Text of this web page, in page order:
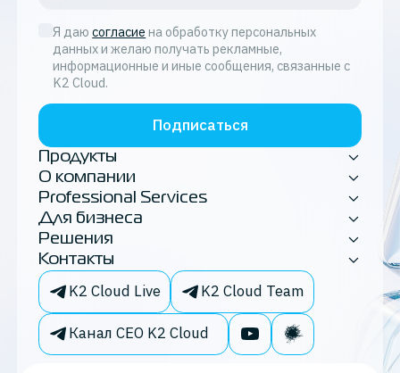
Я даю согласие на обработку персональных
данных и желаю получать рекламные,
информационные и иные сообщения, связанные с
K2 Cloud.
Подписаться
Продукты
О компании
Professional Services
Для бизнеса
Решения
Контакты
K2 Cloud Live K2 Cloud Team
Канал CEO K2 Cloud